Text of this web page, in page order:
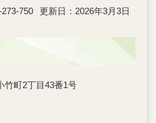
750 更新日：2026年3月3日
町2丁目43番1号